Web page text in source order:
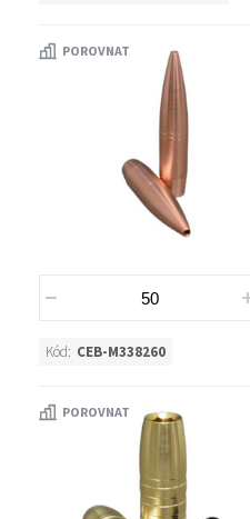
POROVNAT
Kód: CEB-M338260
POROVNAT